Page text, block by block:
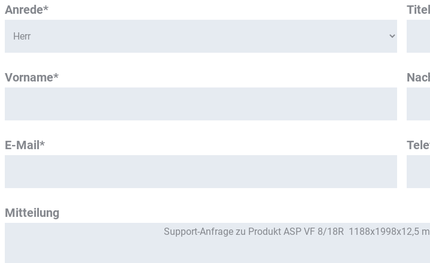
Anrede* Titel
Vorname*
E-Mail*
Mitteilung